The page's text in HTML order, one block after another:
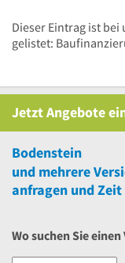
Dieser Eintrag ist
gelistet:
Jetzt Angebote
Bodenstein
und mehrere
anfragen und Zeit
Wo suchen Sie